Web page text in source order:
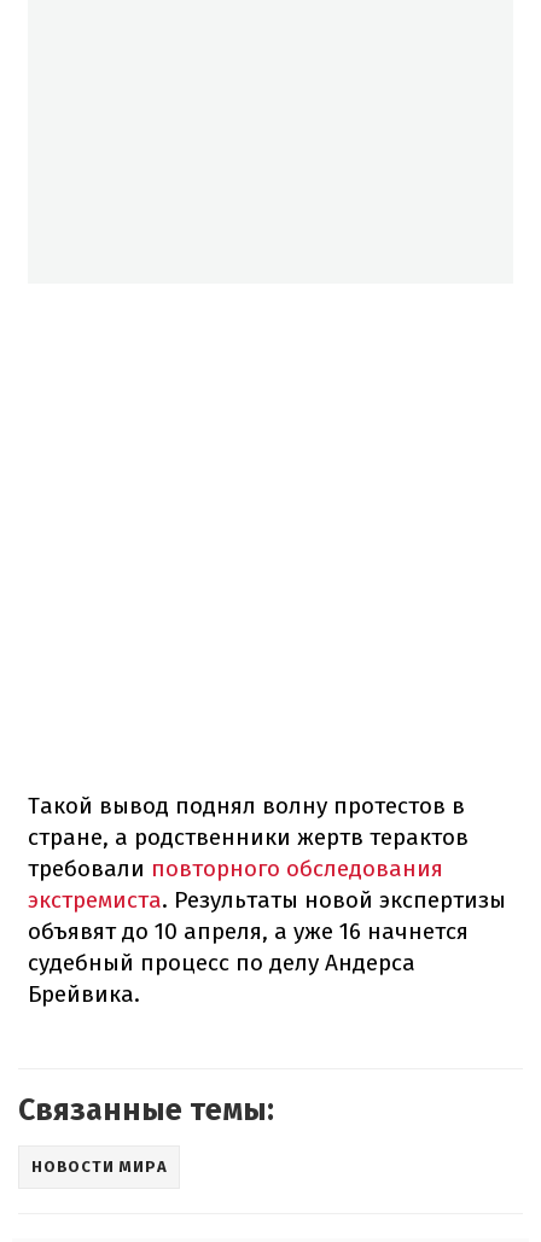
Такой вывод поднял волну протестов в
стране, а родственники жертв терактов
требовали повторного обследования
экстремиста. Результаты новой экспертизы
объявят до 10 апреля, а уже 16 начнется
судебный процесс по делу Андерса
Брейвика.
Связанные темы:
НОВОСТИ МИРА